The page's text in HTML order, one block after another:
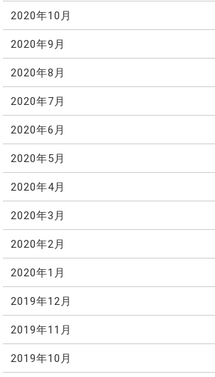
2020年10月
2020年9月
2020年8月
2020年7月
2020年6月
2020年5月
2020年4月
2020年3月
2020年2月
2020年1月
2019年12月
2019年11月
2019年10月